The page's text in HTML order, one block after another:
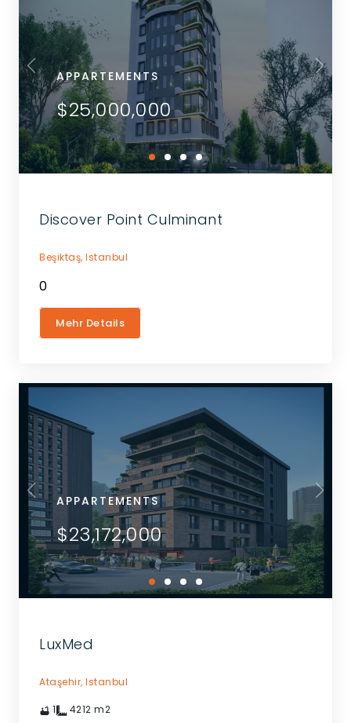
APPARTEMENTS
$25,000,000
Discover Point Culminant
Beşiktaş, Istanbul
0
Mehr Details
APPARTEMENTS
$23,172,000
LuxMed
Ataşehir, Istanbul
1 4212 m2